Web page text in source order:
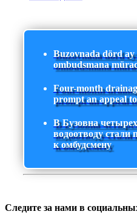
Buzovnada dörd
ombudsmana
Four-month
prompt an appeal
В Бузовна
водоотводу стали
к омбудсмену
Следите за нами в